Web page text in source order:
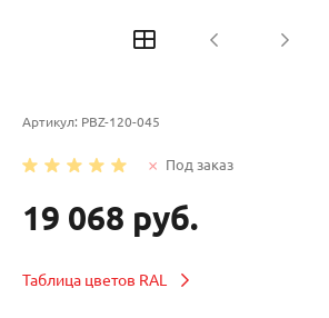
Артикул: PBZ-120-045
Под заказ
19 068 руб.
Таблица цветов RAL